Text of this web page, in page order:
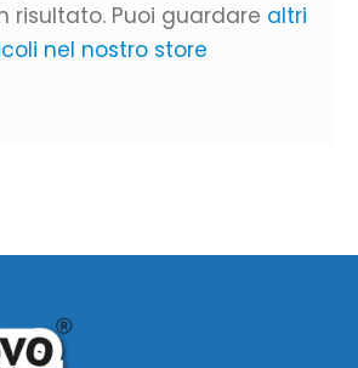
risultato. Puoi guardare altri
nel nostro store